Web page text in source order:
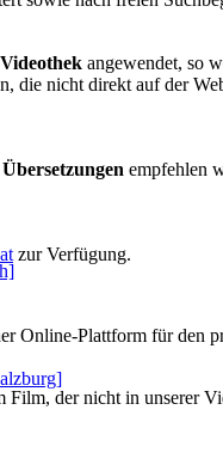
Videothek angewendet, so
die nicht direkt auf der
Übersetzungen empfehlen
zur Verfügung.
Online-Plattform für den
der nicht in unserer